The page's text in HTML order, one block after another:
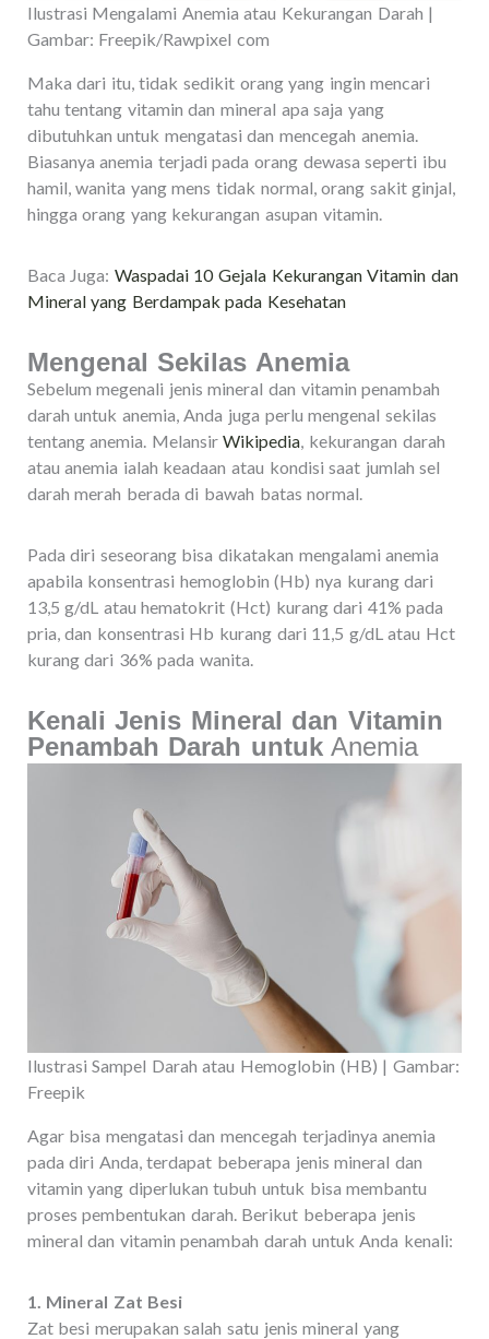
Ilustrasi Mengalami Anemia atau Kekurangan Darah |
Gambar: Freepik/Rawpixel com
Maka dari itu, tidak sedikit orang yang ingin mencari
tahu tentang vitamin dan mineral apa saja yang
dibutuhkan untuk mengatasi dan mencegah anemia.
Biasanya anemia terjadi pada orang dewasa seperti ibu
hamil, wanita yang mens tidak normal, orang sakit ginjal,
hingga orang yang kekurangan asupan vitamin.
Baca Juga: Waspadai 10 Gejala Kekurangan Vitamin dan
Mineral yang Berdampak pada Kesehatan
Mengenal Sekilas Anemia
Sebelum megenali jenis mineral dan vitamin penambah
darah untuk anemia, Anda juga perlu mengenal sekilas
tentang anemia. MelansirWikipedia , kekurangan darah
atau anemia ialah keadaan atau kondisi saat jumlah sel
darah merah berada di bawah batas normal.
Pada diri seseorang bisa dikatakan mengalami anemia
apabila konsentrasi hemoglobin (Hb) nya kurang dari
13,5 g/dL atau hematokrit (Hct) kurang dari 41% pada
pria, dan konsentrasi Hb kurang dari 11,5 g/dL atau Hct
kurang dari 36% pada wanita.
Kenali Jenis Mineral dan Vitamin
Penambah Darah untukAnemia
Ilustrasi Sampel Darah atau Hemoglobin (HB) | Gambar:
Freepik
Agar bisa mengatasi dan mencegah terjadinya anemia
pada diri Anda, terdapat beberapa jenis mineral dan
vitamin yang diperlukan tubuh untuk bisa membantu
proses pembentukan darah. Berikut beberapa jenis
mineral dan vitamin penambah darah untuk Anda kenali:
1. Mineral Zat Besi
Zat besi merupakan salah satu jenis mineral yang